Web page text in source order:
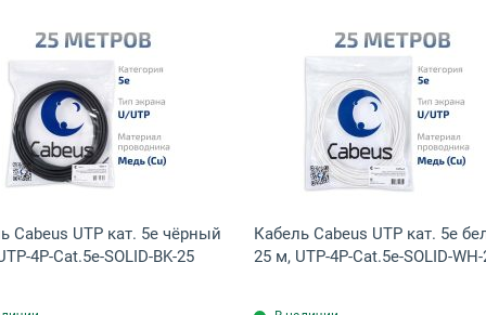
колпачками, TWT-45-45-30-GY
UTP кат. 5e серый 25 м, UTP-4P-Cat.5e-SOLID-LSZH-GY-25
Открыть товар: Кабель Cabeus UTP кат. 5e чёрный 25
Cabeus UTP кат. 5e чёрный
4P-Cat.5e-SOLID-BK-25
Открыть
Кабель Cabeus UTP кат. 5e
25 м, UTP-4P-Cat.5e-SOLID-